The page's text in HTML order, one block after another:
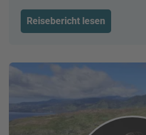
Reisebericht lesen